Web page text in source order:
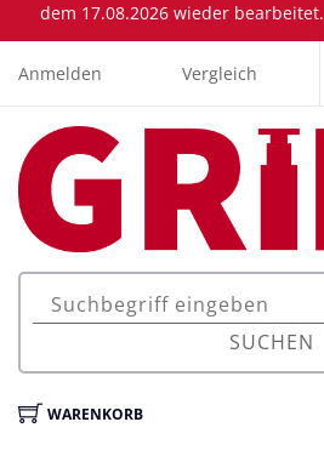
dem 17.08.2026 wieder bearbeitet.
Anmelden Vergleich
SUCHEN
WARENKORB